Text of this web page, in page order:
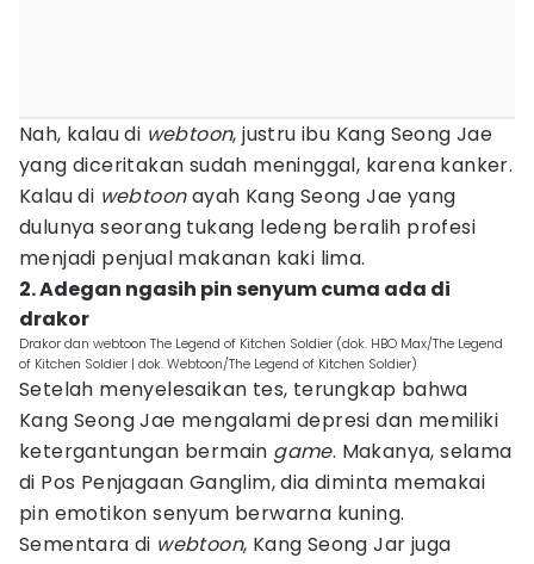
Nah, kalau di webtoon, justru ibu Kang Seong Jae
yang diceritakan sudah meninggal, karena kanker.
Kalau di webtoonayah Kang Seong Jae yang
dulunya seorang tukang ledeng beralih profesi
menjadi penjual makanan kaki lima.
2. Adegan ngasih pin senyum cuma ada di
drakor
Drakor dan webtoon The Legend of Kitchen Soldier (dok. HBO Max/The Legend
of Kitchen Soldier | dok. Webtoon/The Legend of Kitchen Soldier)
Setelah menyelesaikan tes, terungkap bahwa
Kang Seong Jae mengalami depresi dan memiliki
ketergantungan bermain game. Makanya, selama
di Pos Penjagaan Ganglim, dia diminta memakai
pin emotikon senyum berwarna kuning.
Sementara di webtoon, Kang Seong Jar juga